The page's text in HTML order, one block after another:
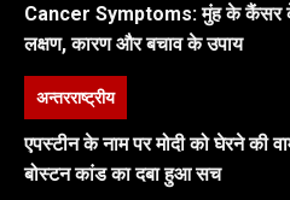
Cancer Symptoms: मुंह के कैंसर
लक्षण, कारण और बचाव के उपाय
अन्तरराष्ट्रीय
एपस्टीन के नाम पर मोदी को घेरने की
बोस्टन कांड का दबा हुआ सच